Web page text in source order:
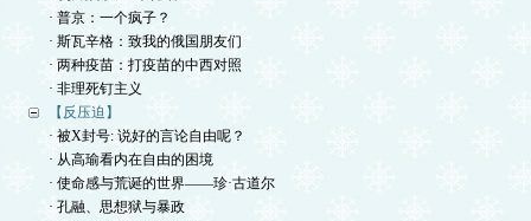
· 普京：一个疯子？
· 斯瓦辛格：致我的俄国朋友们
· 两种疫苗：打疫苗的中西对照
· 非理死钉主义
【反压迫】
· 被X封号: 说好的言论自由呢？
· 从高瑜看内在自由的困境
· 使命感与荒诞的世界——珍·古道尔
· 孔融、思想狱与暴政